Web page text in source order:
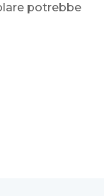
potrebbe